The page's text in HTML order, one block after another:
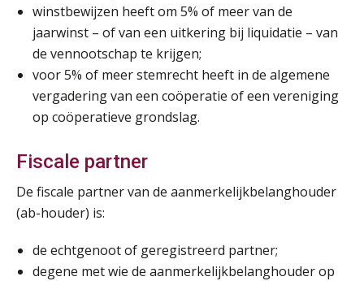
winstbewijzen heeft om 5% of meer van de
jaarwinst – of van een uitkering bij liquidatie – van
de vennootschap te krijgen;
voor 5% of meer stemrecht heeft in de algemene
vergadering van een coöperatie of een vereniging
op coöperatieve grondslag.
Fiscale partner
De fiscale partner van de aanmerkelijkbelanghouder
(ab-houder) is:
de echtgenoot of geregistreerd partner;
degene met wie de aanmerkelijkbelanghouder op